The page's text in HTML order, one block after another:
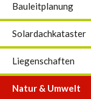
Bauleitplanung
Solardachkataster
Liegenschaften
Natur & Umwelt